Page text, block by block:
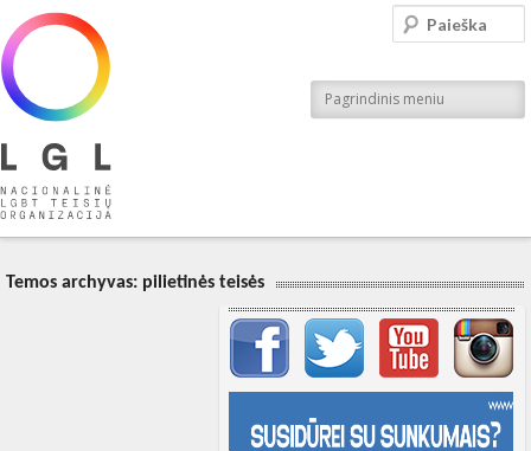
Nacionalinė LGBT teisių organizacija
Pagrindinis meniu
Paieška
Temos archyvas: pilietinės teisės
Svarbių įrašų meniu